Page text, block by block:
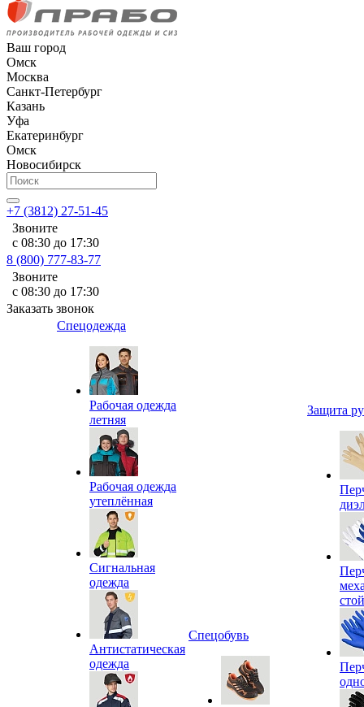
Ваш город
Омск
Москва
Санкт-Петербург
Казань
Уфа
Екатеринбург
Омск
Новосибирск
+7 (3812) 27-51-45
Звоните
с 08:30 до 17:30
8 (800) 777-83-77
Звоните
с 08:30 до 17:30
Заказать звонок
Спецодежда
Рабочая одежда
летняя
Рабочая одежда
утеплённая
Сигнальная
одежда
Антистатическая
одежда
Спецобувь
Защита